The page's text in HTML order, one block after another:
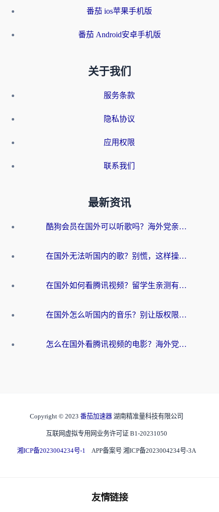
番茄 ios苹果手机版
番茄 Android安卓手机版
关于我们
服务条款
隐私协议
应用权限
联系我们
最新资讯
酷狗会员在国外可以听歌吗？海外党亲测有效：3步解决音乐权限难题
在国外无法听国内的歌？别慌，这样操作就能畅听QQ音乐（附亲测加速器推荐）
在国外如何看腾讯视频？留学生亲测有效的回国加速方案
在国外怎么听国内的音乐？别让版权限制断了你的华语歌单
怎么在国外看腾讯视频的电影？海外党亲测有效的回国加速指南
Copyright © 2023 番茄加速器 湖南精准量科技有限公司
互联网虚拟专用网业务许可证 B1-20231050
湘ICP备2023004234号-1 APP备案号 湘ICP备2023004234号-3A
友情链接